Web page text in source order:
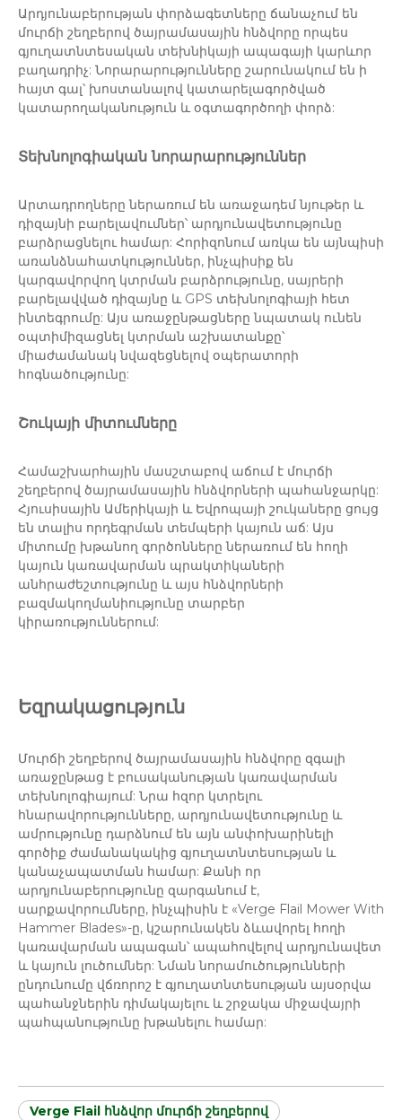
Արդյունաբերության փորձագետները ճանաչում են
մուրճի շեղբերով ծայրամասային հնձվորը որպես
գյուղատնտեսական տեխնիկայի ապագայի կարևոր
բաղադրիչ: Նորարարությունները շարունակում են ի
հայտ գալ՝ խոստանալով կատարելագործված
կատարողականություն և օգտագործողի փորձ:
Տեխնոլոգիական նորարարություններ
Արտադրողները ներառում են առաջադեմ նյութեր և
դիզայնի բարելավումներ՝ արդյունավետությունը
բարձրացնելու համար: Հորիզոնում առկա են այնպիսի
առանձնահատկություններ, ինչպիսիք են
կարգավորվող կտրման բարձրությունը, սայրերի
բարելավված դիզայնը և GPS տեխնոլոգիայի հետ
ինտեգրումը: Այս առաջընթացները նպատակ ունեն
օպտիմիզացնել կտրման աշխատանքը՝
միաժամանակ նվազեցնելով օպերատորի
հոգնածությունը:
Շուկայի միտումները
Համաշխարհային մասշտաբով աճում է մուրճի
շեղբերով ծայրամասային հնձվորների պահանջարկը:
Հյուսիսային Ամերիկայի և Եվրոպայի շուկաները ցույց
են տալիս որդեգրման տեմպերի կայուն աճ: Այս
միտումը խթանող գործոնները ներառում են հողի
կայուն կառավարման պրակտիկաների
անհրաժեշտությունը և այս հնձվորների
բազմակողմանիությունը տարբեր
կիրառություններում:
Եզրակացություն
Մուրճի շեղբերով ծայրամասային հնձվորը զգալի
առաջընթաց է բուսականության կառավարման
տեխնոլոգիայում: Նրա հզոր կտրելու
հնարավորությունները, արդյունավետությունը և
ամրությունը դարձնում են այն անփոխարինելի
գործիք ժամանակակից գյուղատնտեսության և
կանաչապատման համար: Քանի որ
արդյունաբերությունը զարգանում է,
սարքավորումները, ինչպիսին է «Verge Flail Mower With
Hammer Blades»-ը, կշարունակեն ձևավորել հողի
կառավարման ապագան՝ ապահովելով արդյունավետ
և կայուն լուծումներ: Նման նորամուծությունների
ընդունումը վճռորոշ է գյուղատնտեսության այսօրվա
պահանջներին դիմակայելու և շրջակա միջավայրի
պահպանությունը խթանելու համար:
Verge Flail հնձվոր մուրճի շեղբերով